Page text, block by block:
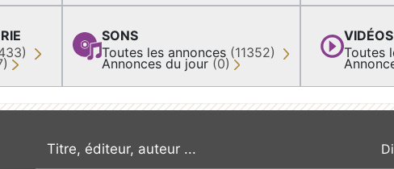
SONS
Toutes les annonces (11352)
Annonces du jour (0)
VIDÉOS
Toutes
recherche par mot clé